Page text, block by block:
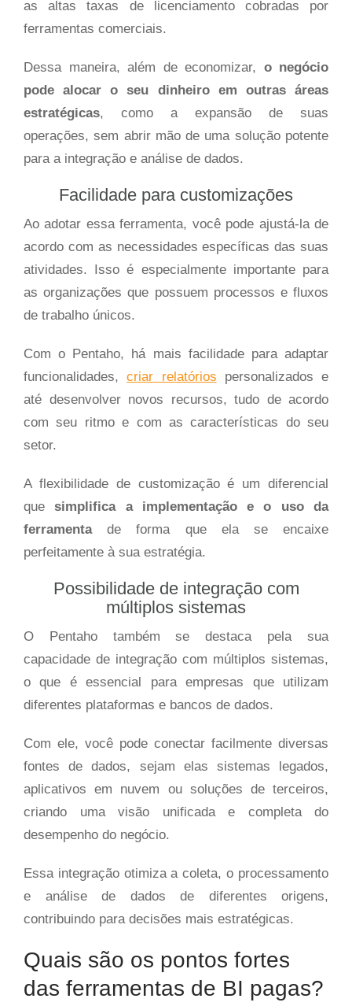
as altas taxas de licenciamento cobradas por
ferramentas comerciais.
Dessa maneira, além de economizar, o negócio
pode alocar o seu dinheiro em outras áreas
estratégicas, como a expansão de suas
operações, sem abrir mão de uma solução potente
para a integração e análise de dados.
Facilidade para customizações
Ao adotar essa ferramenta, você pode ajustá-la de
acordo com as necessidades específicas das suas
atividades. Isso é especialmente importante para
as organizações que possuem processos e fluxos
de trabalho únicos.
Com o Pentaho, há mais facilidade para adaptar
funcionalidades,criar relatórios personalizados e
até desenvolver novos recursos, tudo de acordo
com seu ritmo e com as características do seu
setor.
A flexibilidade de customização é um diferencial
quesimplifica a implementação e o uso da
ferramentade forma que ela se encaixe
perfeitamente à sua estratégia.
Possibilidade de integração com
múltiplos sistemas
O Pentaho também se destaca pela sua
capacidade de integração com múltiplos sistemas,
o que é essencial para empresas que utilizam
diferentes plataformas e bancos de dados.
Com ele, você pode conectar facilmente diversas
fontes de dados, sejam elas sistemas legados,
aplicativos em nuvem ou soluções de terceiros,
criando uma visão unificada e completa do
desempenho do negócio.
Essa integração otimiza a coleta, o processamento
e análise de dados de diferentes origens,
contribuindo para decisões mais estratégicas.
Quais são os pontos fortes
das ferramentas de BI pagas?